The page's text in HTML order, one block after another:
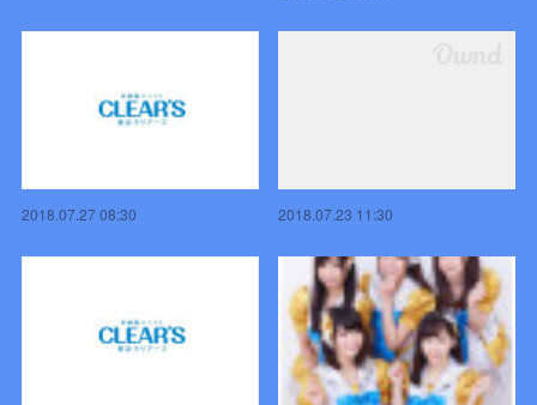
2018.07.27 08:30 2018.07.23 11:30